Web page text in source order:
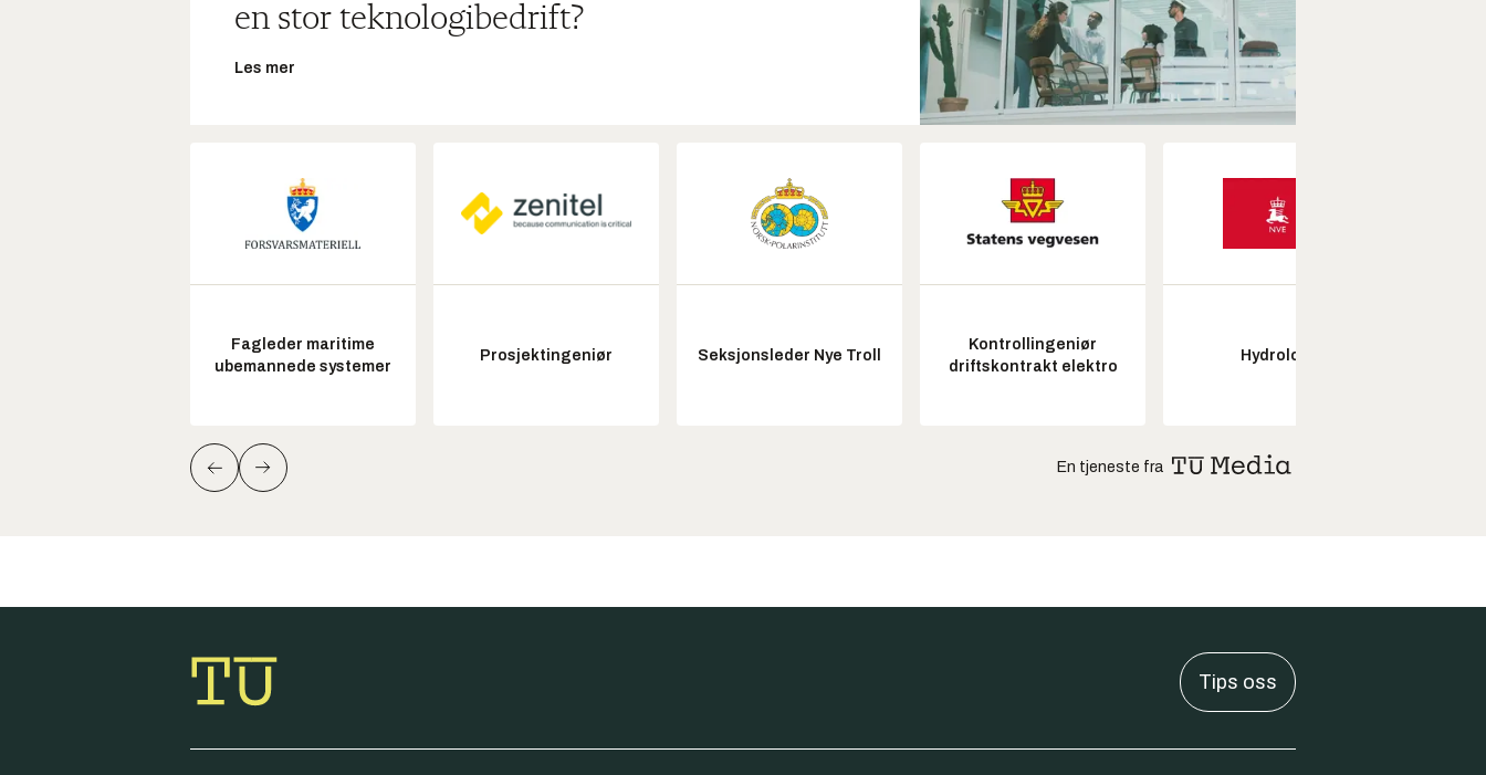
en stor teknologibedrift?
Les mer
Fagleder maritime
ubemannede systemer
Prosjektingeniør Seksjonsleder Nye Troll
Kontrollingeniør
driftskontrakt elektro
Hydrolog
En tjeneste fra
Tips oss